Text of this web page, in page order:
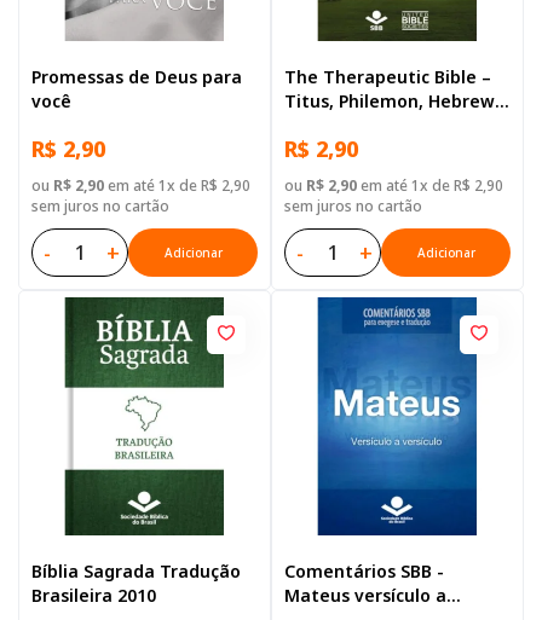
Promessas de Deus para
você
R$ 2,90
ou R$ 2,90em até 1x de R$ 2,90
sem juros no cartão
- + Adicionar
The Therapeutic Bible –
Titus, Philemon, Hebrews
R$ 2,90
ou R$ 2,90em até 1x de R$ 2,90
sem juros no cartão
- + Adicionar
Bíblia Sagrada Tradução
Brasileira 2010
Comentários SBB -
Mateus versículo a